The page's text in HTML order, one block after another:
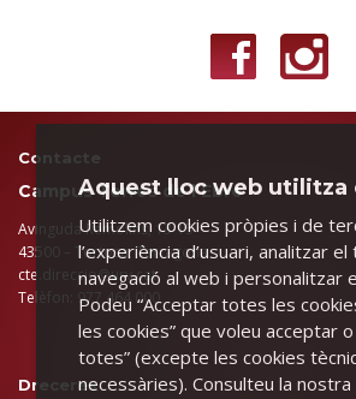
Contacte
Campus Terres de l’Ebre
Avinguda Remolins, 13-15
43500 – Tortosa, Tarragona
cte.direccio@urv.cat
Telèfon: 977 464 000
Dreceres
Aquest lloc web utilitza
Utilitzem cookies pròpies i de
l’experiència d’usuari, analitzar
navegació al web i personalitzar
Podeu “Acceptar totes les
les cookies” que voleu acceptar
totes” (excepte les cookies
necessàries). Consulteu la nostra